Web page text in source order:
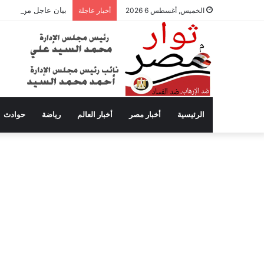
الخميس, أغسطس 6 2026 أخبار عاجلة بيان عاجل من
الرئيسية أخبار مصر أخبار العالم رياضة حوادث